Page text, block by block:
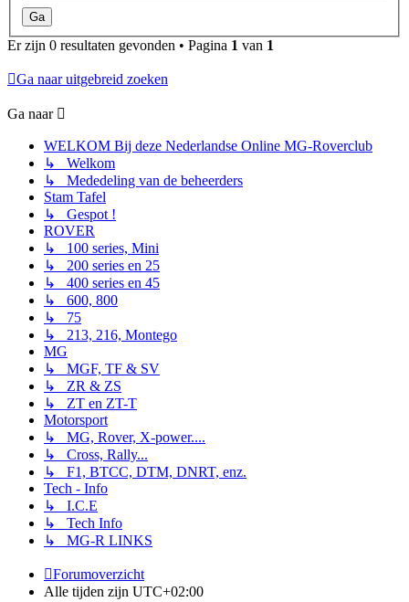
Er zijn 0 resultaten gevonden • Pagina 1 van 1
Ga naar uitgebreid zoeken
Ga naar
WELKOM Bij deze Nederlandse Online MG-Roverclub
↳ Welkom
↳ Mededeling van de beheerders
Stam Tafel
↳ Gespot !
ROVER
↳ 100 series, Mini
↳ 200 series en 25
↳ 400 series en 45
↳ 600, 800
↳ 75
↳ 213, 216, Montego
MG
↳ MGF, TF & SV
↳ ZR & ZS
↳ ZT en ZT-T
Motorsport
↳ MG, Rover, X-power....
↳ Cross, Rally...
↳ F1, BTCC, DTM, DNRT, enz.
Tech - Info
↳ I.C.E
↳ Tech Info
↳ MG-R LINKS
Forumoverzicht
Alle tijden zijn UTC+02:00